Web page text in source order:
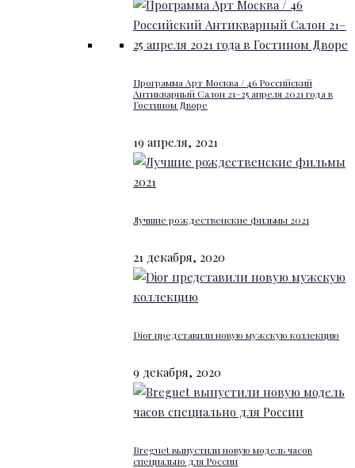
Программа Арт Москва / 46 Российский
Антикварный Салон 21–25 апреля 2021 года в
Гостином Дворе
19 апреля, 2021
Лучшие рождественские фильмы 2021
21 декабря, 2020
Dior представили новую мужскую коллекцию
9 декабря, 2020
Breguet выпустили новую модель часов
специально для России